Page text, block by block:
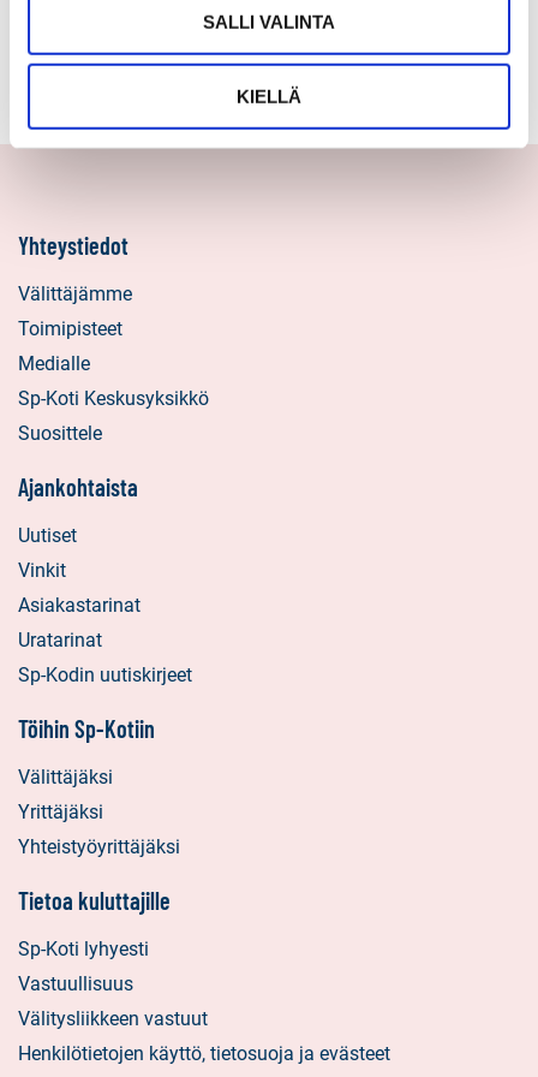
SALLI VALINTA
KIELLÄ
3h,k,s,varasto,autotalli, tekniset tilat
Yhteystiedot
Välittäjämme
Toimipisteet
Medialle
Sp-Koti Keskusyksikkö
Suosittele
Ajankohtaista
Uutiset
Vinkit
Asiakastarinat
Uratarinat
Sp-Kodin uutiskirjeet
Töihin Sp-Kotiin
Välittäjäksi
Yrittäjäksi
Yhteistyöyrittäjäksi
Tietoa kuluttajille
Sp-Koti lyhyesti
Vastuullisuus
Välitysliikkeen vastuut
Henkilötietojen käyttö, tietosuoja ja evästeet